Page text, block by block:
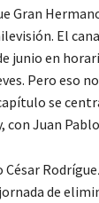
Gran
El
junio en
Pero eso
se
Juan
de